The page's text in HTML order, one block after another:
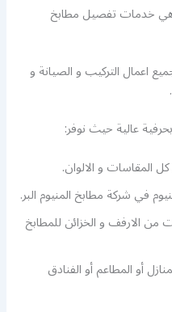
خدمات تفصيل مطابخ
اعمال التركيب و الصيانة و
عالية حيث نوفر:
المقاسات و الالوان.
في شركة مطابخ المنيوم البر.
من الارفف و الخزائن للمطابخ
أو المطاعم أو الفنادق